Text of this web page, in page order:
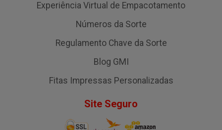
Experiência Virtual de Empacotamento
Números da Sorte
Regulamento Chave da Sorte
Blog GMI
Fitas Impressas Personalizadas
Site Seguro